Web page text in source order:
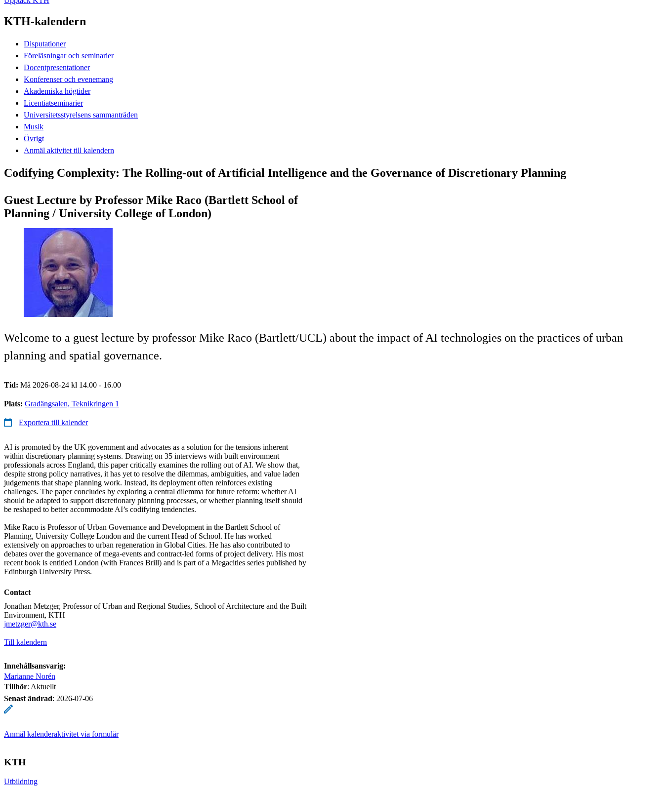
KTH-kalendern
Disputationer
Föreläsningar och seminarier
Docentpresentationer
Konferenser och evenemang
Akademiska högtider
Licentiatseminarier
Universitetsstyrelsens sammanträden
Musik
Övrigt
Anmäl aktivitet till kalendern
Codifying Complexity: The Rolling-out of Artificial Intelligence and the Governance of Discretionary Planning
Guest Lecture by Professor Mike Raco (Bartlett School of
Planning / University College of London)
Welcome to a guest lecture by professor Mike Raco (Bartlett/UCL) about the impact of AI technologies on the practices of urban
planning and spatial governance.
Tid: Må 2026-08-24 kl 14.00 - 16.00
Plats: Gradängsalen, Teknikringen 1
Exportera till kalender
AI is promoted by the UK government and advocates as a solution for the tensions inherent
within discretionary planning systems. Drawing on 35 interviews with built environment
professionals across England, this paper critically examines the rolling out of AI. We show that,
despite strong policy narratives, it has yet to resolve the dilemmas, ambiguities, and value laden
judgements that shape planning work. Instead, its deployment often reinforces existing
challenges. The paper concludes by exploring a central dilemma for future reform: whether AI
should be adapted to support discretionary planning processes, or whether planning itself should
be reshaped to better accommodate AI’s codifying tendencies.
Mike Raco is Professor of Urban Governance and Development in the Bartlett School of
Planning, University College London and the current Head of School. He has worked
extensively on approaches to urban regeneration in Global Cities. He has also contributed to
debates over the governance of mega-events and contract-led forms of project delivery. His most
recent book is entitled London (with Frances Brill) and is part of a Megacities series published by
Edinburgh University Press.
Contact
Jonathan Metzger, Professor of Urban and Regional Studies, School of Architecture and the Built
Environment, KTH
​​​​​​​jmetzger@kth.se
Till kalendern
Innehållsansvarig:
Marianne Norén
Tillhör: Aktuellt
Senast ändrad: 2026-07-06
Anmäl kalenderaktivitet via formulär
KTH
Utbildning